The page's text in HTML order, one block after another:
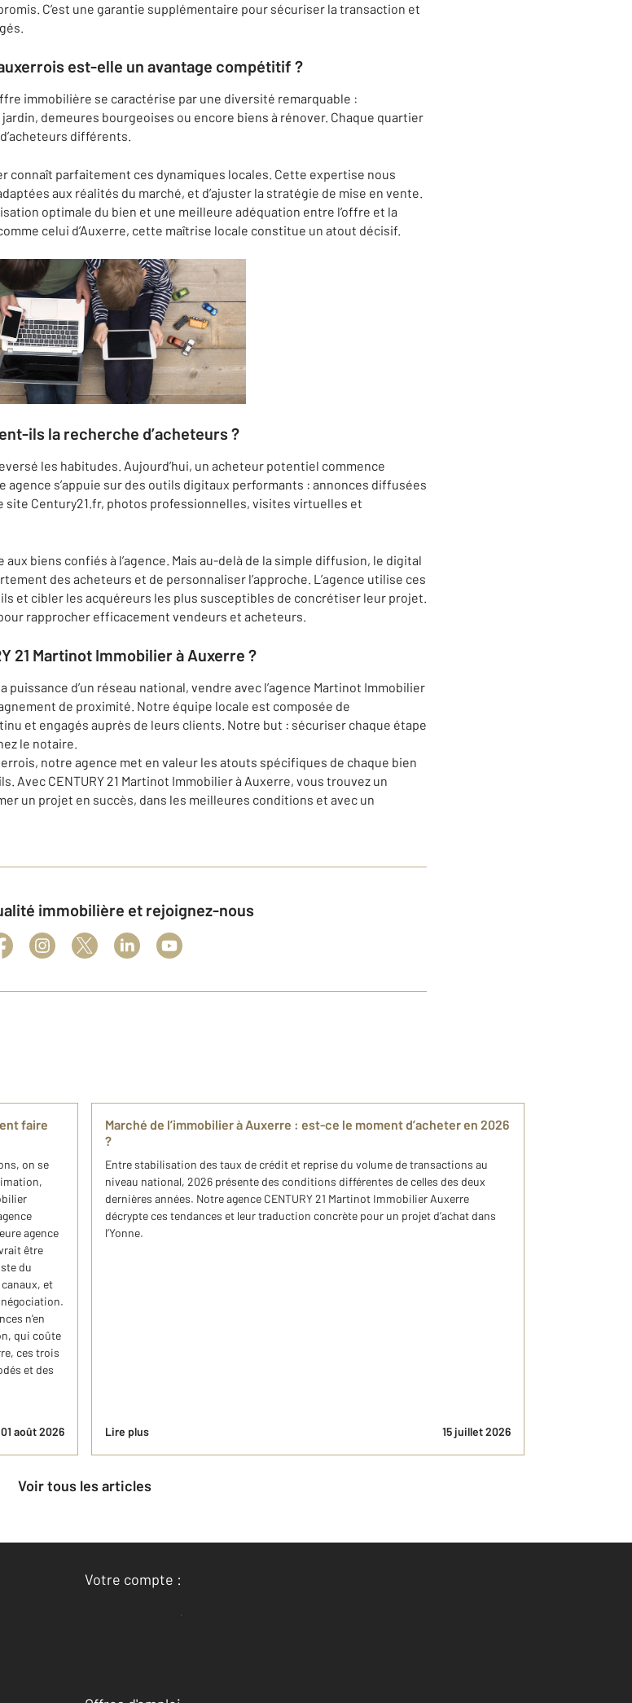
C’est une garantie supplémentaire pour sécuriser la transaction et
est-elle un avantage compétitif ?
immobilière se caractérise par une diversité remarquable :
demeures bourgeoises ou encore biens à rénover. Chaque quartier
différents.
connaît parfaitement ces dynamiques locales. Cette expertise nous
aux réalités du marché, et d’ajuster la stratégie de mise en vente.
optimale du bien et une meilleure adéquation entre l’offre et la
celui d’Auxerre, cette maîtrise locale constitue un atout décisif.
ils la recherche d’acheteurs ?
les habitudes. Aujourd’hui, un acheteur potentiel commence
s’appuie sur des outils digitaux performants : annonces diffusées
site Century21.fr, photos professionnelles, visites virtuelles et
biens confiés à l’agence. Mais au-delà de la simple diffusion, le digital
des acheteurs et de personnaliser l’approche. L’agence utilise ces
et cibler les acquéreurs les plus susceptibles de concrétiser leur projet.
rapprocher efficacement vendeurs et acheteurs.
21 Martinot Immobilier à Auxerre ?
puissance d’un réseau national, vendre avec l’agence Martinot Immobilier
de proximité. Notre équipe locale est composée de
et engagés auprès de leurs clients. Notre but : sécuriser chaque étape
le notaire.
notre agence met en valeur les atouts spécifiques de chaque bien
Avec CENTURY 21 Martinot Immobilier à Auxerre, vous trouvez un
un projet en succès, dans les meilleures conditions et avec un
immobilière et rejoignez-nous
faire
on se
agence
être
du
et
n'en
qui coûte
ces trois
et des
01 août 2026
Marché de l’immobilier à Auxerre : est-ce le moment d’acheter en 2026
?
Entre stabilisation des taux de crédit et reprise du volume de transactions au
niveau national, 2026 présente des conditions différentes de celles des deux
dernières années. Notre agence CENTURY 21 Martinot Immobilier Auxerre
décrypte ces tendances et leur traduction concrète pour un projet d’achat dans
l’Yonne.
Lire plus 15 juillet 2026
Voir tous les articles
Votre compte :
Accéder à mon compte